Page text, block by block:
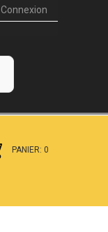
Connexion
PANIER: 0